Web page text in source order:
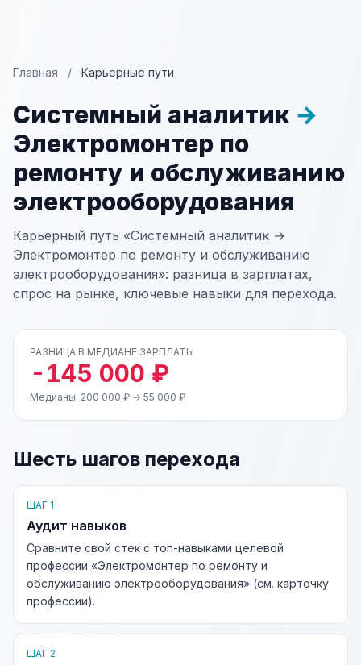
Главная / Карьерные пути
Системный аналитик →
Электромонтер по
ремонту и обслуживанию
электрооборудования
Карьерный путь «Системный аналитик →
Электромонтер по ремонту и обслуживанию
электрооборудования»: разница в зарплатах,
спрос на рынке, ключевые навыки для перехода.
РАЗНИЦА В МЕДИАНЕ ЗАРПЛАТЫ
-145 000 ₽
Медианы: 200 000 ₽ → 55 000 ₽
Шесть шагов перехода
ШАГ 1
Аудит навыков
Сравните свой стек с топ-навыками целевой
профессии «Электромонтер по ремонту и
обслуживанию электрооборудования» (см. карточку
профессии).
ШАГ 2